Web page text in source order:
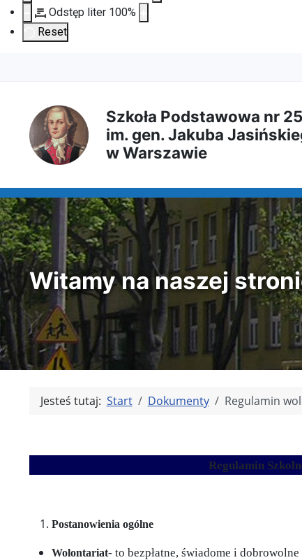
Odstęp liter 100%
Reset
do
treści
do
menu
do
wyszukiwarki
do
mapy
Szkoła Podstawowa nr
im. gen. Jakuba
w Warszawie
Witamy na naszej
Jesteś tutaj: Start Dokumenty Regulamin
Regulamin
Postanowienia ogólne
Wolontariat- to bezpłatne, świadome i